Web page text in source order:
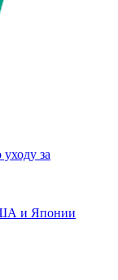
за
и Японии